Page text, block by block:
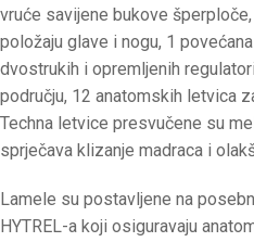
vruće savijene bukove
položaju glave i nogu, 1
dvostrukih i opremljenih
području, 12 anatomskih letvica
Techna letvice presvučene su
sprječava klizanje madraca i
Lamele su postavljene na
HYTREL-a koji osiguravaju